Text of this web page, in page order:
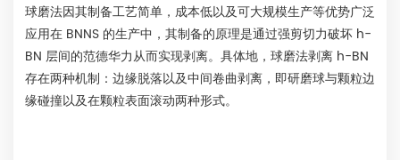
球磨法因其制备工艺简单，成本低以及可大规模生产等优势广泛
应用在 BNNS 的生产中，其制备的原理是通过强剪切力破坏 h-
BN 层间的范德华力从而实现剥离。具体地，球磨法剥离 h-BN
存在两种机制：边缘脱落以及中间卷曲剥离，即研磨球与颗粒边
缘碰撞以及在颗粒表面滚动两种形式。